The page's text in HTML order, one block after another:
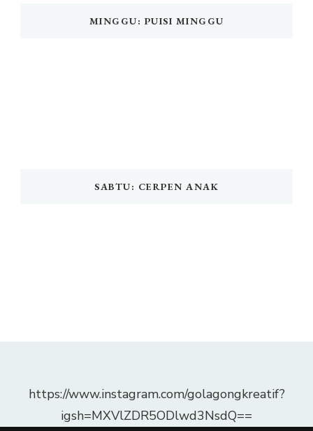
MINGGU: PUISI MINGGU
SABTU: CERPEN ANAK
https://www.instagram.com/golagongkreatif?
igsh=MXVlZDR5ODlwd3NsdQ==